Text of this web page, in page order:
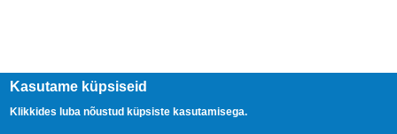
Kasutame küpsiseid
Klikkides luba nõustud küpsiste kasutamisega.